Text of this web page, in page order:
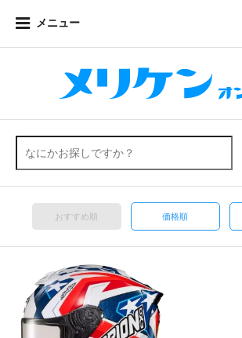
メニュー
おすすめ順 価格順